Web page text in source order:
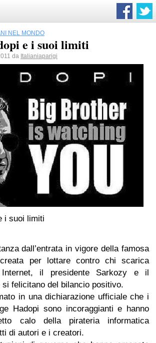
NEL MONDO
e i suoi limiti
da Italianiaparigi
i suoi limiti
dall’entrata in vigore della famosa
per lottare contro chi scarica
Internet, il presidente Sarkozy e il
felicitano del bilancio positivo.
in una dichiarazione ufficiale che i
Hadopi sono incoraggianti e hanno
calo della pirateria informatica
di autori e i creatori.